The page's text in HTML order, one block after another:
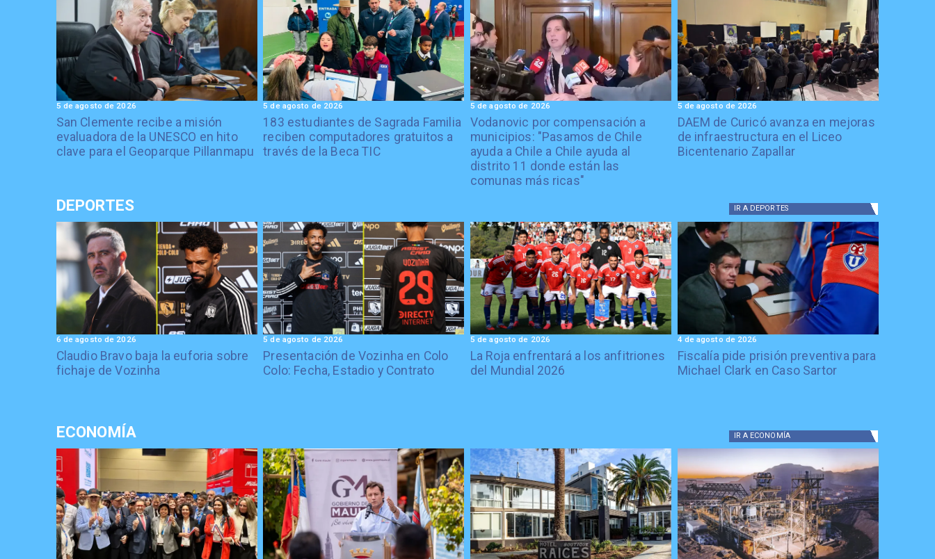
San Clemente recibe a misión
evaluadora de la UNESCO en hito
clave para el Geoparque Pillanmapu
5 de agosto de 2026
183 estudiantes de Sagrada Familia
reciben computadores gratuitos a
través de la Beca TIC
5 de agosto de 2026
Vodanovic por compensación a
municipios: "Pasamos de Chile
ayuda a Chile a Chile ayuda al
distrito 11 donde están las
comunas más ricas"
5 de agosto de 2026
DAEM de Curicó avanza en mejoras
de infraestructura en el Liceo
Bicentenario Zapallar
5 de agosto de 2026
DEPORTES IR A DEPORTES
Claudio Bravo baja la euforia sobre
fichaje de Vozinha
6 de agosto de 2026
Presentación de Vozinha en Colo
Colo: Fecha, Estadio y Contrato
5 de agosto de 2026
La Roja enfrentará a los anfitriones
del Mundial 2026
5 de agosto de 2026
Fiscalía pide prisión preventiva para
Michael Clark en Caso Sartor
4 de agosto de 2026
ECONOMÍA IR A ECONOMÍA